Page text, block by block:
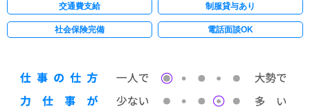
交通費支給 制服貸与あり
社会保険完備 電話面談OK